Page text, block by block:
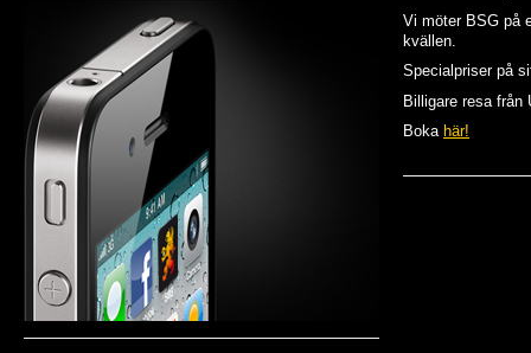
Vi möter BSG på
kvällen.
Specialpriser på
Billigare resa från
Boka här!